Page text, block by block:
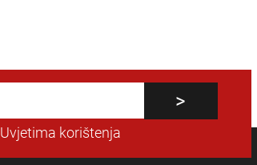
Uvjetima korištenja